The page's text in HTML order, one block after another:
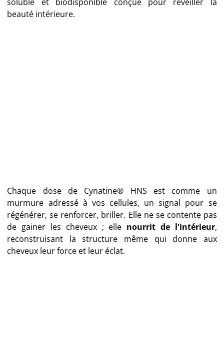
beauté intérieure.
Chaque dose de Cynatine® HNS est comme un
murmure adressé à vos cellules, un signal pour se
régénérer, se renforcer, briller. Elle ne se contente pas
de gainer les cheveux ; elle nourrit de l'intérieur,
reconstruisant la structure même qui donne aux
cheveux leur force et leur éclat.